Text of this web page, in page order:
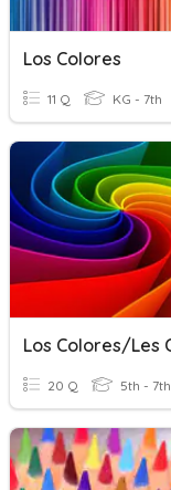
Los Colores
11 Q KG - 7th
20 Q 5th - 7th